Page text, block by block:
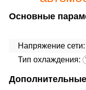
Основные
Напряжение сети:
Тип охлаждения: